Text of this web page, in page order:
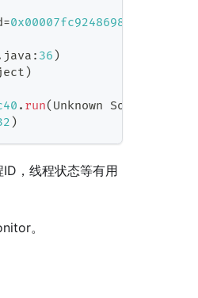
=0x00007fc924869800
java : 36 )
)
. run( Unknown Source
)
，线程状态等有用
。